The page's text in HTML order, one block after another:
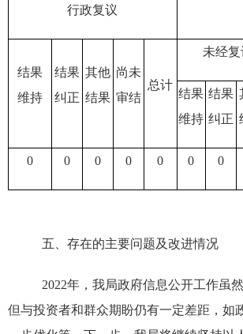
行政复议
结果
维持
结果
纠正
其他
结果
尚未
审结
总计
未经
结果
维持
结果
纠正
0 0 0 0 0 0 0
五、存在的主要问题及改进情况
2022年，我局政府信息公开工作虽
但与投资者和群众期盼仍有一定差距，如